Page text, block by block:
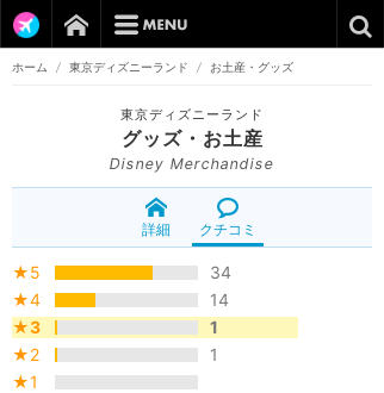
ホーム / 東京ディズニーランド / お土産・グッズ
東京ディズニーランド
グッズ・お土産
Disney Merchandise
詳細 クチコミ
★5
34
★4
14
★3
1
★2
1
★1